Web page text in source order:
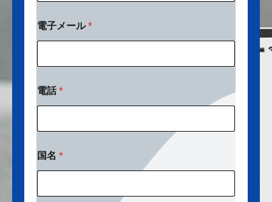
称
E
a
l
*
電子メール*
電話*
国名 *